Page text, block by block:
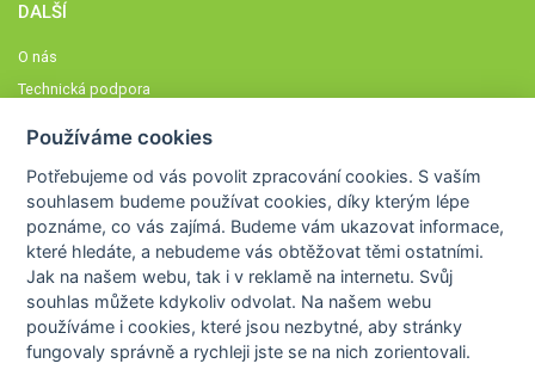
DALŠÍ
O nás
Technická podpora
Členové STOBklubu
Zásady nakládání s osobními údaji
Otestujte se
Spočítejte si
Výzva 52
Používáme cookies
Potřebujeme od vás povolit zpracování cookies. S vaším
souhlasem budeme používat cookies, díky kterým lépe
poznáme,co vás zajímá. Budeme vám ukazovat informace,
které hledáte, a nebudeme vás obtěžovat těmi ostatními.
Jak na našem webu, tak i v reklamě na internetu. Svůj
souhlas můžete kdykoliv odvolat. Na našem webu
používáme i cookies, které jsou nezbytné, aby stránky
fungovaly správně a rychleji jste se na nich zorientovali.